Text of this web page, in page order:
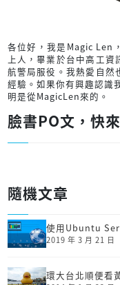
各位好，我是Magic Len
上人，畢業於台中高工
航警局服役。我熱愛自然
經驗。如果你有興趣認識
明是從MagicLen來的。
臉書PO文，快
隨機文章
使用Ubuntu
2019 年 3 月 21 日
環大台北順便看